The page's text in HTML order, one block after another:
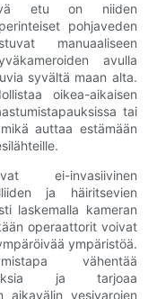
etu on niiden
pohjaveden
manuaaliseen
avulla
syvältä maan alta.
oikea-aikaisen
tai
auttaa estämään
ei-invasiivinen
ja häiritsevien
laskemalla kameran
operaattorit voivat
ympäristöä.
vähentää
ja tarjoaa
aikavälin vesivarojen